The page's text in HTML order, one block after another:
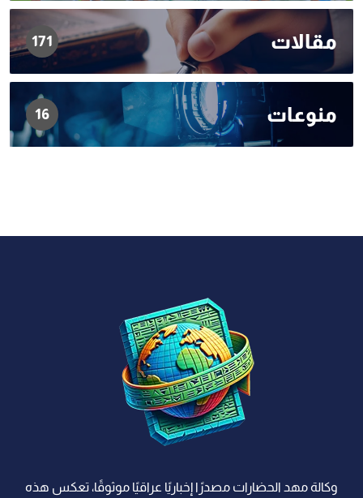
مقالات 171
منوعات 16
وكالة مهد الحضارات مصدرًا إخباريًا عراقيًا موثوقًا، تعكس هذه